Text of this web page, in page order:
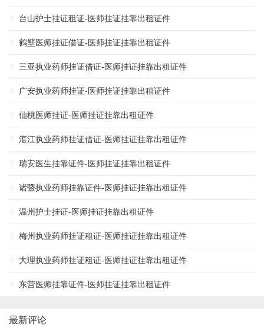
台山护士挂证租证-医师挂证挂靠出租证件
鹤壁医师挂证借证-医师挂证挂靠出租证件
三亚执业药师挂证借证-医师挂证挂靠出租证件
广安执业药师挂证-医师挂证挂靠出租证件
仙桃医师挂证-医师挂证挂靠出租证件
湛江执业药师挂证借证-医师挂证挂靠出租证件
瑞安医生挂靠证件-医师挂证挂靠出租证件
诸暨执业药师挂靠证件-医师挂证挂靠出租证件
温州护士挂证-医师挂证挂靠出租证件
梅州执业药师挂证租证-医师挂证挂靠出租证件
大理执业药师挂证租证-医师挂证挂靠出租证件
东营医师挂靠证件-医师挂证挂靠出租证件
最新评论